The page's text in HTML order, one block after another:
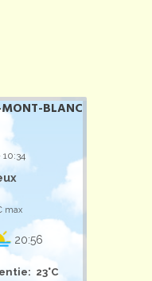
BLANC
max
20:56
23°C